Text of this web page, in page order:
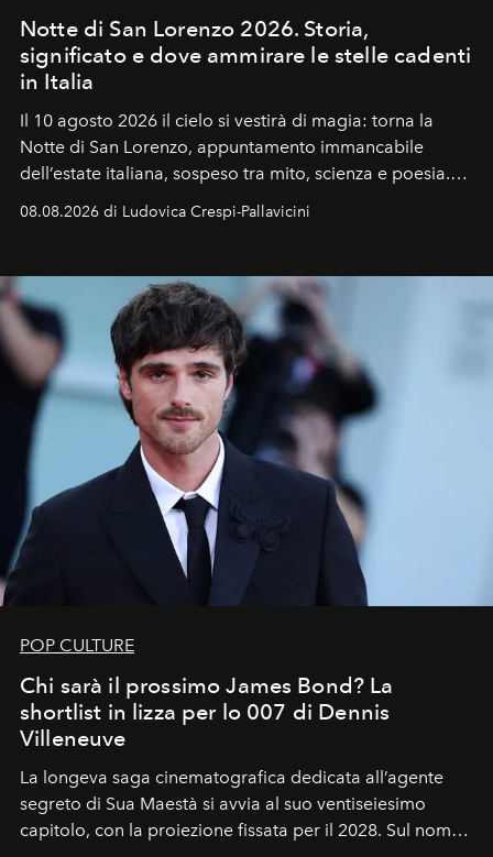
Notte di San Lorenzo 2026. Storia,
significato e dove ammirare le stelle cadenti
in Italia
Il 10 agosto 2026 il cielo si vestirà di magia: torna la
Notte di San Lorenzo, appuntamento immancabile
dell’estate italiana, sospeso tra mito, scienza e poesia.
celeste per seguire il passaggio delle
all’universo i desideri più segreti
08.08.2026 di Ludovica Crespi-Pallavicini
POP CULTURE
Chi sarà il prossimo James Bond? La
shortlist in lizza per lo 007 di Dennis
Villeneuve
La longeva saga cinematografica dedicata all’agente
segreto di Sua Maestà si avvia al suo ventiseiesimo
capitolo, con la proiezione fissata per il 2028. Sul nome